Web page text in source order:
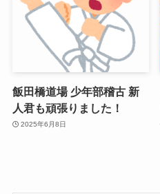
飯田橋道場 少年部稽古 新
人君も頑張りました！
2025年6月8日